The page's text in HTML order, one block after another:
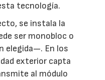
tecnología.
se instala la
ser monobloc o
elegida—. En los
exterior capta
al módulo